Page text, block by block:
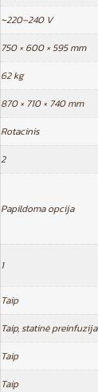
~220–240 V
750 × 600 × 595 mm
62 kg
870 × 710 × 740 mm
Rotacinis
2
Papildoma opcija
1
Taip
Taip, statinė preinfuzija
Taip
Taip